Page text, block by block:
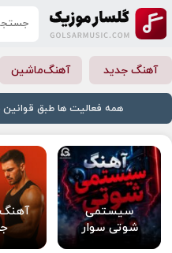
آهنگ جدید آهنگ‌ماشین
همه فعالیت ها طبق
سیستمی
شوتی سوار
آهنگ